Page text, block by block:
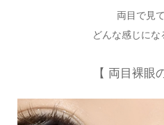
両目で見
どんな感じにな
【 両目裸眼